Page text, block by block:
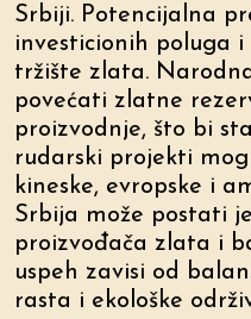
Srbiji. Potencijalna
investicionih poluga
tržište zlata.
povećati zlatne
proizvodnje, što bi
rudarski projekti
kineske, evropske i
Srbija može postati
proizvođača zlata i
uspeh zavisi od
rasta i ekološke